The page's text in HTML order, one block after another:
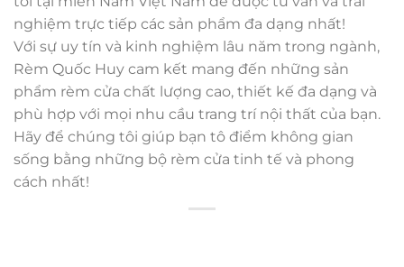
nghiệm trực tiếp các sản phẩm đa dạng nhất!
Với sự uy tín và kinh nghiệm lâu năm trong ngành,
Rèm Quốc Huy cam kết mang đến những sản
phẩm rèm cửa chất lượng cao, thiết kế đa dạng và
phù hợp với mọi nhu cầu trang trí nội thất của bạn.
Hãy để chúng tôi giúp bạn tô điểm không gian
sống bằng những bộ rèm cửa tinh tế và phong
cách nhất!